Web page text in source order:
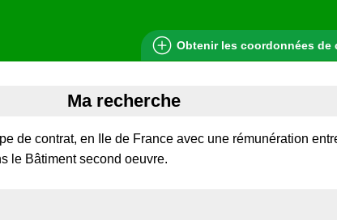
Obtenir les coordonnées de
Ma recherche
de contrat, en Ile de France avec une rémunération
le Bâtiment second oeuvre.